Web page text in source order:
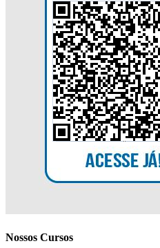
Nossos Cursos